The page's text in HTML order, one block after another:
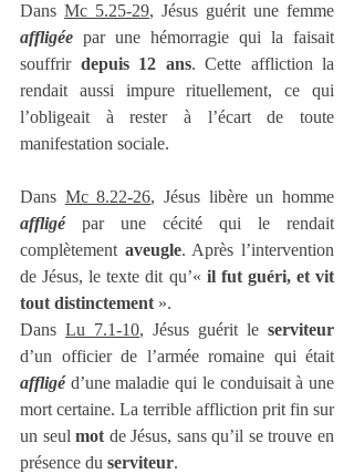
Dans Mc 5.25-29
affligée par une hémorragie qui la faisait
souffrir depuis 12 ans. Cette affliction la
rendait aussi impure rituellement, ce qui
l’obligeait à rester à l’écart de toute
manifestation sociale.
Dans Mc 8.22-26
affligé par une cécité qui le rendait
complètement aveugle. Après l’intervention
de Jésus, le texte dit qu’« il fut guéri, et vit
tout distinctement ».
Dans Lu 7.1-10, Jésus guérit le serviteur
affligé d’une maladie qui le conduisait à une
mort certaine. La terrible affliction prit fin sur
un seul mot de Jésus, sans qu’il se trouve en
présence du serviteur.